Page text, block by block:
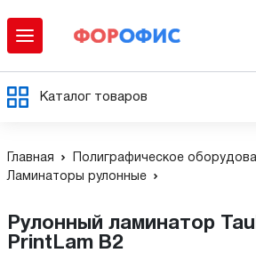
Каталог товаров
Главная
Полиграфическое
Ламинаторы рулонные
Рулонный ламинатор Tauler
PrintLam B2